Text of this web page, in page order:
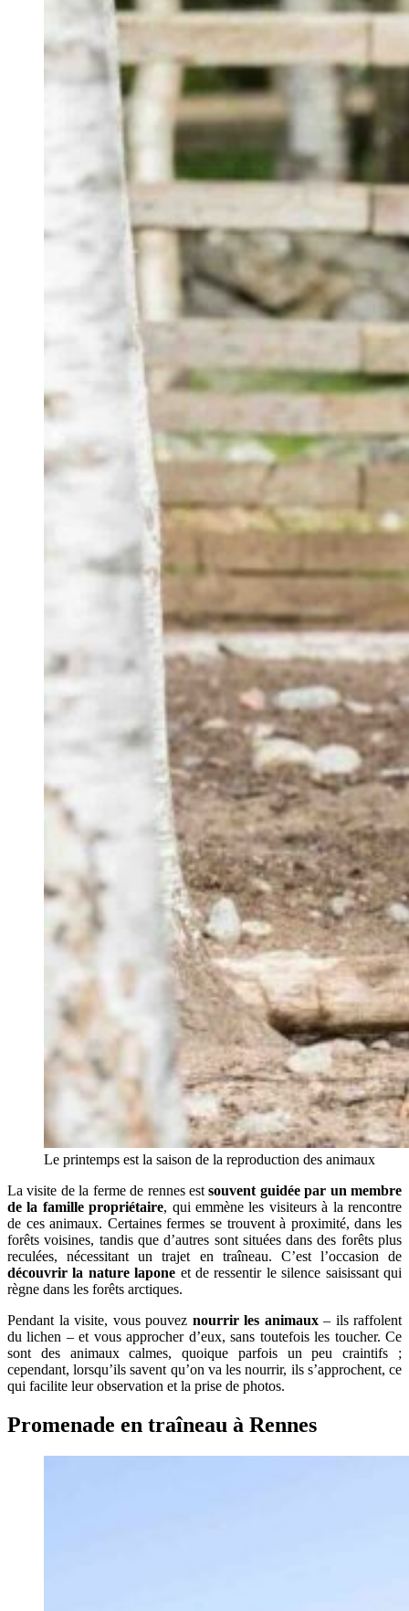
Le printemps est la saison de la reproduction des animaux
La visite de la ferme de rennes estsouvent guidée par un membre
de la famille propriétaire, qui emmène les visiteurs à la rencontre
de ces animaux. Certaines fermes se trouvent à proximité, dans les
forêts voisines, tandis que d’autres sont situées dans des forêts plus
reculées, nécessitant un trajet en traîneau. C’est l’occasion de
découvrir la nature lapone et de ressentir le silence saisissant qui
règne dans les forêts arctiques.
Pendant la visite, vous pouvez nourrir les animaux– ils raffolent
du lichen – et vous approcher d’eux, sans toutefois les toucher. Ce
sont des animaux calmes, quoique parfois un peu craintifs ;
cependant, lorsqu’ils savent qu’on va les nourrir, ils s’approchent, ce
qui facilite leur observation et la prise de photos.
Promenade en traîneau à Rennes